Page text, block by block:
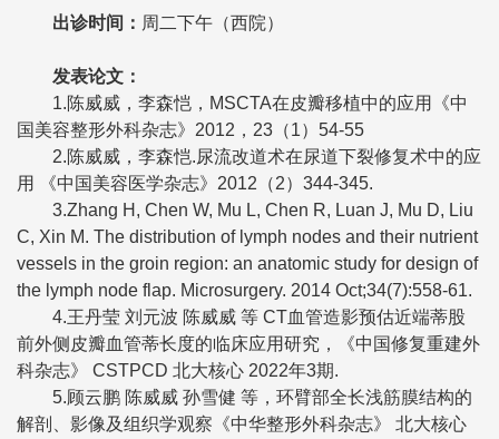
出诊时间 ： 周二下午（西院）
发表论文 ：
1.陈威威，李森恺，MSCTA在皮瓣移植中的应用《中
国美容整形外科杂志》2012，23（1）54-55
2.陈威威，李森恺.尿流改道术在尿道下裂修复术中的应
用 《中国美容医学杂志》2012（2）344-345.
3.Zhang H, Chen W, Mu L, Chen R, Luan J, Mu D, Liu
C, Xin M. The distribution of lymph nodes and their nutrient
vessels in the groin region: an anatomic study for design of
the lymph node flap. Microsurgery. 2014 Oct;34(7):558-61.
4.王丹莹 刘元波 陈威威 等 CT血管造影预估近端蒂股
前外侧皮瓣血管蒂长度的临床应用研究，《中国修复重建外
科杂志》 CSTPCD 北大核心 2022年3期.
5.顾云鹏 陈威威 孙雪健 等，环臂部全长浅筋膜结构的
解剖、影像及组织学观察《中华整形外科杂志》 北大核心